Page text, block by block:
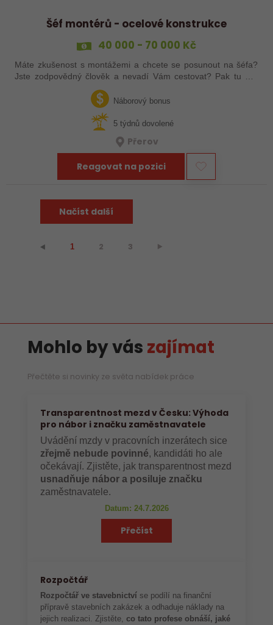
Šéf montérů - ocelové konstrukce
40 000 - 70 000 Kč
Máte zkušenost s montážemi a chcete se posunout na šéfa?
Jste zodpovědný člověk a nevadí Vám cestovat? Pak tu pro
Náborový bonus
5 týdnů dovolené
Přerov
Reagovat na pozici
Načíst další
⯇ 1 2 3 ⯈
Mohlo by vás zajímat
Přečtěte si novinky ze světa nabídek práce
Transparentnost mezd v Česku: Výhoda
pro nábor i značku zaměstnavatele
Uvádění mzdy v pracovních inzerátech sice
zřejmě nebude povinné, kandidáti ho ale
očekávají. Zjistěte, jak transparentnost mezd
usnadňuje nábor a posiluje značku
zaměstnavatele.
Datum: 24.7.2026
Přečíst
Rozpočtář
Rozpočtář ve stavebnictví se podílí na finanční
přípravě stavebních zakázek a odhaduje náklady na
jejich realizaci. Zjistěte,co tato profese obnáší, jaké